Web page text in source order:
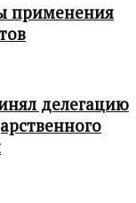
применения
делегацию